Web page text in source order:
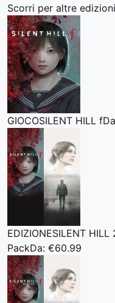
Scorri per altre
GIOCOSILENT HILL f
EDIZIONESILENT HILL
PackDa: €60.99